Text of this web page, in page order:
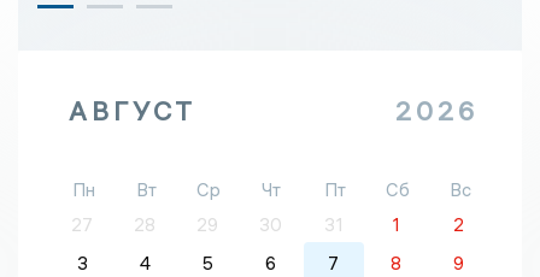
АВГУСТ 2026
Пн Вт Ср Чт Пт Сб
Вс
27
28 29 30 31 1
2
3
4 5 6 7 8
9